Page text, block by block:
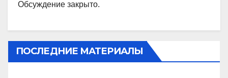
Обсуждение закрыто.
ПОСЛЕДНИЕ МАТЕРИАЛЫ